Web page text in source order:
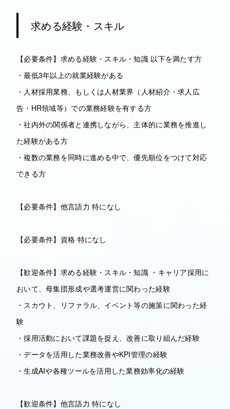
求める経験・スキル
【必要条件】求める経験・スキル・知識 以下を満たす方
・最低3年以上の就業経験がある
・人材採用業務、もしくは人材業界（人材紹介・求人広
告・HR領域等）での業務経験を有する方
・社内外の関係者と連携しながら、主体的に業務を推進し
た経験がある方
・複数の業務を同時に進める中で、優先順位をつけて対応
できる方
【必要条件】他言語力 特になし
【必要条件】資格 特になし
【歓迎条件】求める経験・スキル・知識 ・キャリア採用に
おいて、母集団形成や選考運営に関わった経験
・スカウト、リファラル、イベント等の施策に関わった経
験
・採用活動において課題を捉え、改善に取り組んだ経験
・データを活用した業務改善やKPI管理の経験
・生成AIや各種ツールを活用した業務効率化の経験
【歓迎条件】他言語力 特になし